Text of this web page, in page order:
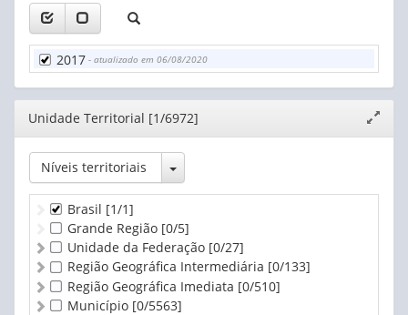
2017 - atualizado em 06/08/2020
Editor
janela
Unidade Territorial [1/6972]
Níveis territoriais Toggle Dropdown
Brasil [1/1]
Grande Região [0/5]
Unidade da Federação [0/27]
Região Geográfica Intermediária [0/133]
Região Geográfica Imediata [0/510]
Município [0/5563]